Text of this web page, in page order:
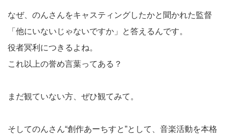
なぜ、のんさんをキャスティングしたかと聞かれた監督
「他にいないじゃないですか」と答えるんです。
役者冥利につきるよね。
これ以上の誉め言葉ってある？
まだ観ていない方、ぜひ観てみて。
そしてのんさん“創作あーちすと”として、音楽活動を本格